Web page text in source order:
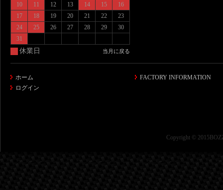
10
11 12 13 14 15
16
17
18 19 20 21 22
23
24
25 26 27 28 29
30
31
休業日 当月に戻る
ホーム
ログイン
FACTORY INFORMATION
Copyright ©